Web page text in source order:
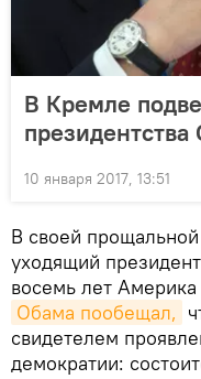
В Кремле
10 января 2017, 13:51
В своей прощальной
уходящий
восемь лет
Обама пообещал,
свидетелем
демократии: